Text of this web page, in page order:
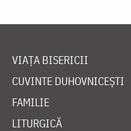
VIAȚA BISERICII
CUVINTE DUHOVNICEȘTI
FAMILIE
LITURGICĂ